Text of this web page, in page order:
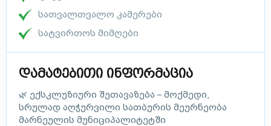
სათვალთვალო კამერები
სატვირთოს მიმღები
დამატებითი ინფორმაცია
🌿 ექსკლუზიური შეთავაზება – მოქმედი,
სრულად აღჭურვილი სათბურის მეურნეობა
მარნეულის მუნიციპალიტეტში